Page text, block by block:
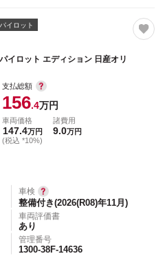
イロット
イロット エディション 日産オリ
支払総額
156.4万円
車両価格
147.4万円
(税込 *10%)
諸費用
9.0万円
車検
整備付き(2026(R08)年11月)
車両評価書
あり
管理番号
1300-38F-14636